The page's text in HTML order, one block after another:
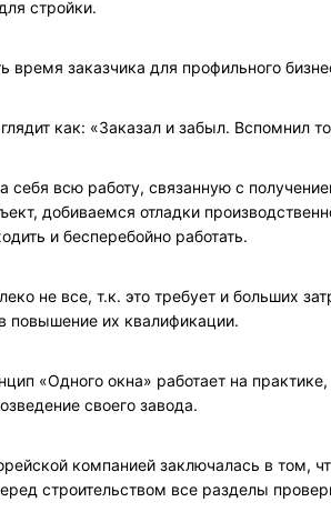
стройки.
время заказчика для профильного
как: «Заказал и забыл. Вспомнил
всю работу, связанную с
добиваемся отладки
и бесперебойно работать.
не все, т.к. это требует и больших
повышение их квалификации.
«Одного окна» работает на
своего завода.
компанией заключалась в том,
строительством все разделы